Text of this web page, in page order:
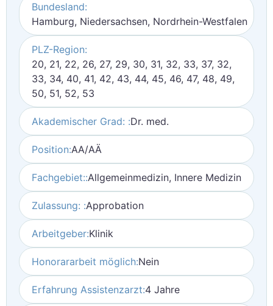
Bundesland:
Hamburg, Niedersachsen, Nordrhein-Westfalen
PLZ-Region:
20, 21, 22, 26, 27, 29, 30, 31, 32, 33, 37, 32,
33, 34, 40, 41, 42, 43, 44, 45, 46, 47, 48, 49,
50, 51, 52, 53
Akademischer Grad: :Dr. med.
Position:AA/AÄ
Fachgebiet::Allgemeinmedizin, Innere Medizin
Zulassung: :Approbation
Arbeitgeber:Klinik
Honorararbeit möglich:Nein
Erfahrung Assistenzarzt:4 Jahre